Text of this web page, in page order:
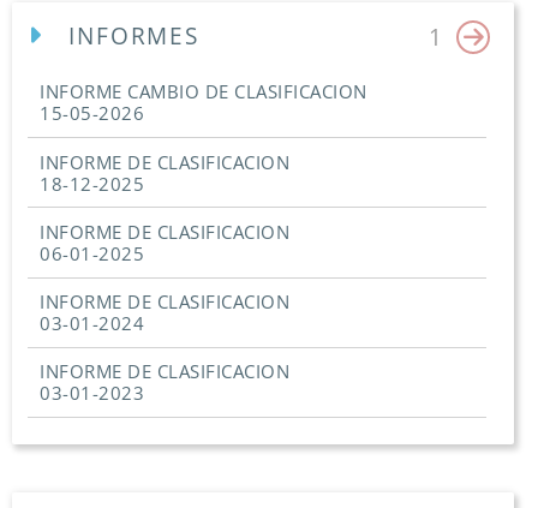
INFORMES 1
INFORME CAMBIO DE CLASIFICACION
15-05-2026
INFORME DE CLASIFICACION
18-12-2025
INFORME DE CLASIFICACION
06-01-2025
INFORME DE CLASIFICACION
03-01-2024
INFORME DE CLASIFICACION
03-01-2023